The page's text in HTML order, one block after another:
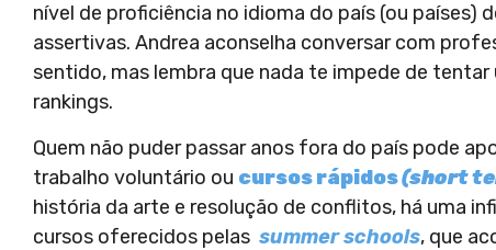
nível de proficiência no idioma do país (ou países)
assertivas. Andrea aconselha conversar com
sentido, mas lembra que nada te impede de
rankings.
Quem não puder passar anos fora do país pode
trabalho voluntário ou cursos rápidos(short
história da arte e resolução de conflitos, há uma
cursos oferecidos pelas summer schools, que